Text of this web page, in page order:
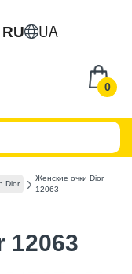
RU UA
0
Dior
Женские очки Dior
12063
12063